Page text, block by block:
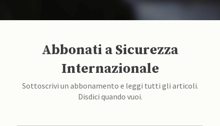
Abbonati a Sicurezza
Internazionale
Sottoscrivi un abbonamento e leggi tutti gli articoli.
Disdici quando vuoi.